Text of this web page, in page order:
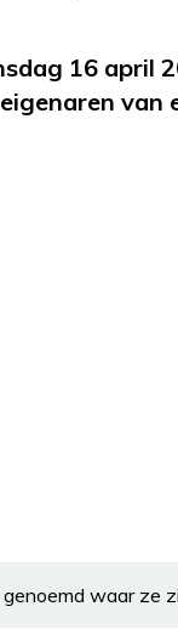
16 april
van
waar ze